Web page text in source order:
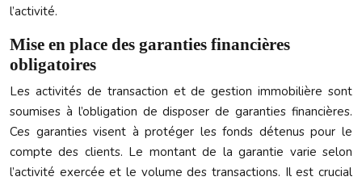
l’activité.
Mise en place des garanties financières
obligatoires
Les activités de transaction et de gestion immobilière sont
soumises à l’obligation de disposer de garanties financières.
Ces garanties visent à protéger les fonds détenus pour le
compte des clients. Le montant de la garantie varie selon
l’activité exercée et le volume des transactions. Il est crucial